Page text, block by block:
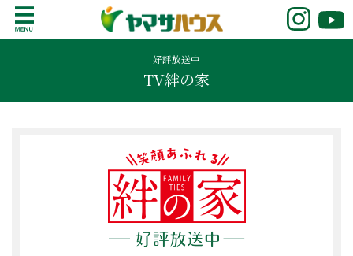
o
鹿児島で注文住宅ならヤマサハウス
新築の注文住宅や建売モデルハウスをお探し
の方はこちら。鹿児島県内で11年連続ナンバ
ーワンの実績を誇る、絆の家でおなじみの
ヤマサハウス。展示場情報や家づくりのこだ
好評放送中
TV絆の家